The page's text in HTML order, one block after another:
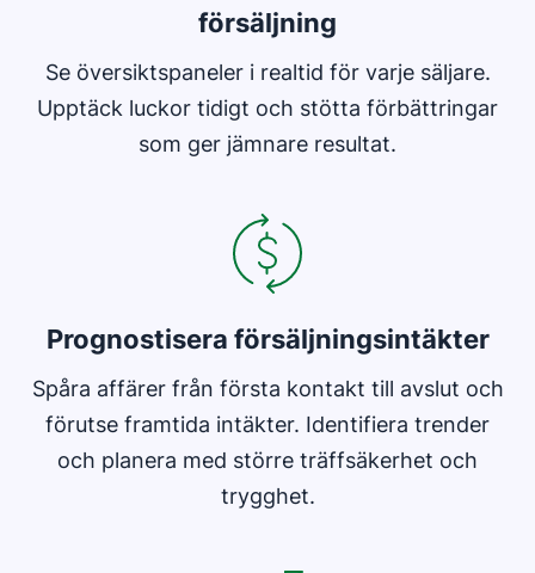
försäljning
Se översiktspaneler i realtid för varje säljare.
Upptäck luckor tidigt och stötta förbättringar
som ger jämnare resultat.
Prognostisera försäljningsintäkter
Spåra affärer från första kontakt till avslut och
förutse framtida intäkter. Identifiera trender
och planera med större träffsäkerhet och
trygghet.